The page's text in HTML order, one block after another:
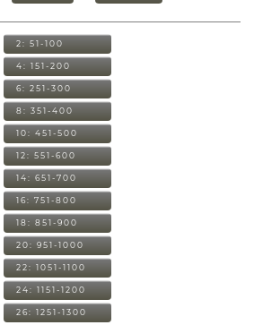
2: 51-100
4: 151-200
6: 251-300
8: 351-400
10: 451-500
12: 551-600
14: 651-700
16: 751-800
18: 851-900
20: 951-1000
22: 1051-1100
24: 1151-1200
26: 1251-1300